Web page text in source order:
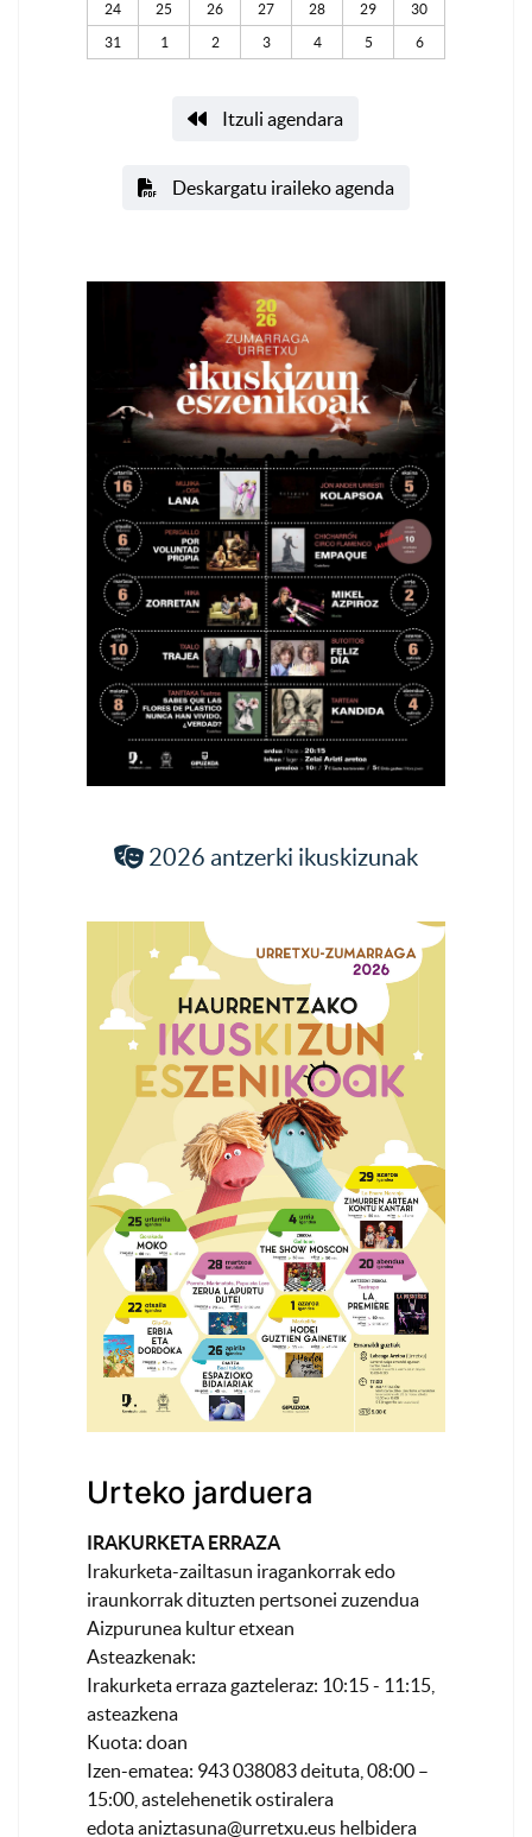
24 25 26 27 28 29 30
31 1 2 3 4 5 6
Itzuli agendara
Deskargatu iraileko agenda
2026 antzerki ikuskizunak
Urteko jarduera
IRAKURKETA ERRAZA
Irakurketa-zailtasun iragankorrak edo
iraunkorrak dituzten pertsonei zuzendua
Aizpurunea kultur etxean
Asteazkenak:
Irakurketa erraza gazteleraz: 10:15 - 11:15,
asteazkena
Kuota: doan
Izen-ematea: 943 038083 deituta, 08:00 –
15:00, astelehenetik ostiralera
edotaaniztasuna@urretxu.eus helbidera